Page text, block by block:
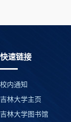
快速链接
校内通知
吉林大学主页
吉林大学图书馆